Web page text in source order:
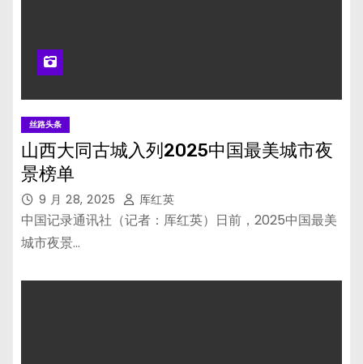
丝路头条
山西大同古城入列2025中国最美城市夜
景榜单
9 月 28, 2025 厍红英
中国记录通讯社（记者：厍红英）日前，2025中国最美
城市夜景…